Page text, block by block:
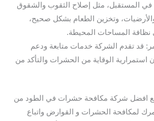
المستقبل، مثل إصلاح الثقوب والشقوق
وتخزين الطعام بشكل صحيح،
نظافة المساحات المحيطة.
قد تقدم الشركة خدمات متابعة ودعم
الوقاية من الحشرات والتأكد من
افضل شركة مكافحة حشرات في الطود من
لمكافحة الحشرات و القوارض واتباع